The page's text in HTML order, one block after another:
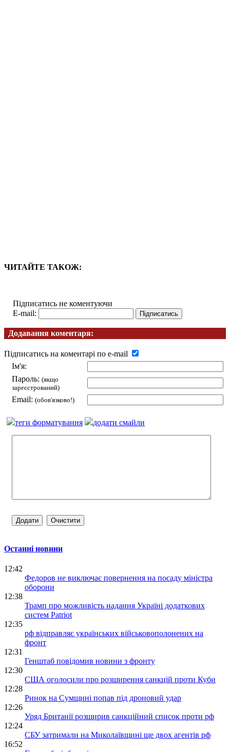
ЧИТАЙТЕ ТАКОЖ:
Підписатись не коментуючи
E-mail:
Додавання коментаря:
Підписатись на коментарі по e-mail
Ім'я:
Пароль: (якщо
зареєстрований)
Email: (обов'язково!)
теги форматування додати смайли
Останні новини
12:42
Федоров не виключає повернення на посаду міністра
оборони
12:38
Трамп про можливість надання Україні додаткових
систем Patriot
12:35
рф відправляє українських військовополонених на
фронт
12:31
Генштаб повідомив новини з фронту
12:30
США оголосили про розширення санкцій проти Куби
12:28
Ринок на Сумщині попав під дроновий удар
12:26
Уряд Британії розширив санкційний список проти рф
12:24
СБУ затримали на Миколаївщині ще двох агентів рф
16:52